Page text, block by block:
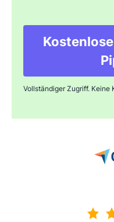
Vollständiger Zugriff. Keine